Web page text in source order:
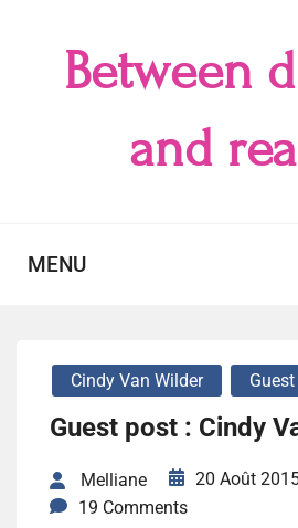
Between
and
MENU
Cindy Van Wilder
Guest post : Cindy
Melliane
20 Août
19 Comments